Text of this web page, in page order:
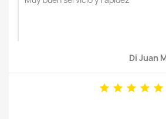
Di Juan
    